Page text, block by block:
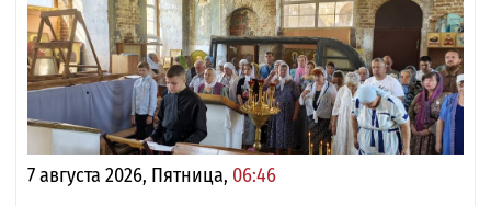
7 августа 2026, Пятница, 06:46